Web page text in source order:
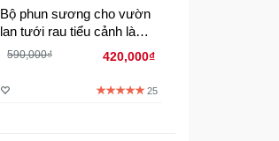
Bộ phun sương cho vườn
lan tưới rau tiểu cảnh làm
mát 10 béc phun trọn bộ
590,000₫ 420,000₫
25